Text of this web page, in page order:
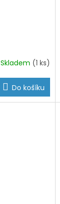
Skladem (1 ks)
Do košíku